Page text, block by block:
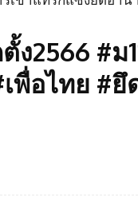
2566 #ม
พื่อไทย #